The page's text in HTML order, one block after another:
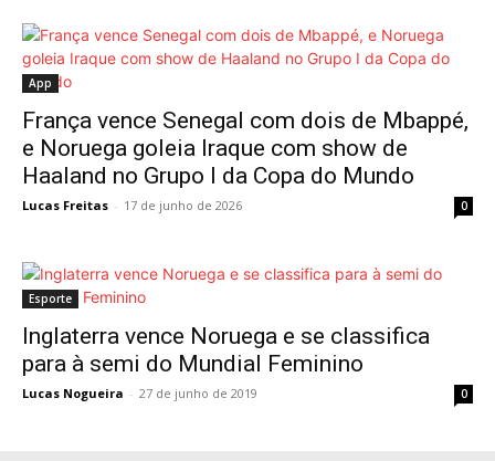
App
França vence Senegal com dois de Mbappé,
e Noruega goleia Iraque com show de
Haaland no Grupo I da Copa do Mundo
Lucas Freitas - 17 de junho de 2026 0
Esporte
Inglaterra vence Noruega e se classifica
para à semi do Mundial Feminino
Lucas Nogueira - 27 de junho de 2019 0